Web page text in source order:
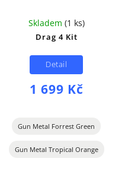
Drag 4 Kit
Skladem (1 ks)
1 699 Kč
Detail
Gun Metal Forrest Green
Gun Metal Tropical Orange